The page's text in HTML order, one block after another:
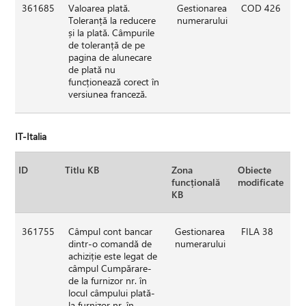
361685
Valoarea plată.
Toleranță la reducere
și la plată. Câmpurile
de toleranță de pe
pagina de alunecare
de plată nu
funcționează corect în
versiunea franceză.
Gestionarea
numerarului
COD 426
IT-Italia
ID Titlu KB
Zona
funcțională
KB
Obiecte
modificate
361755
Câmpul cont bancar
dintr-o comandă de
achiziție este legat de
câmpul Cumpărare-
de la furnizor nr. în
locul câmpului plată-
Gestionarea
numerarului
FILA 38